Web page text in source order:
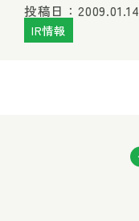
投稿日：2009.01.14
IR情報